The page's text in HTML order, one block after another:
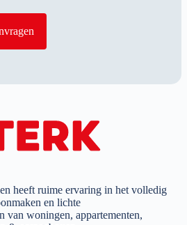
heeft ruime ervaring in het volledig
en lichte
van woningen, appartementen,